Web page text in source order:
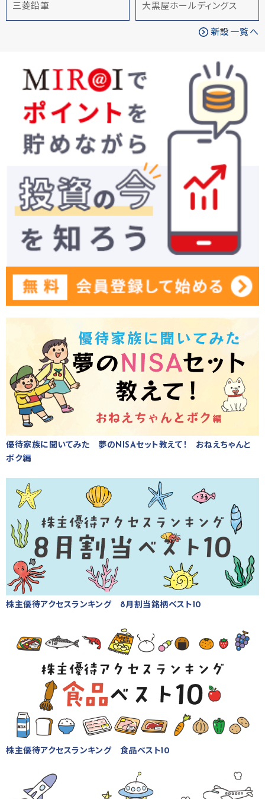
三菱鉛筆 大黒屋ホールディングス
新設一覧へ
優待家族に聞いてみた 夢のNISAセット教えて！ おねえちゃんと
ボク編
株主優待アクセスランキング 8月割当銘柄ベスト10
株主優待アクセスランキング 食品ベスト10